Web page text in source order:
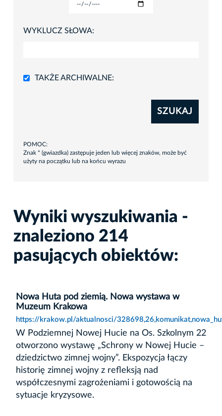
WYKLUCZ SŁOWA:
TAKŻE ARCHIWALNE:
SZUKAJ
POMOC:
Znak * (gwiazdka) zastępuje jeden lub więcej znaków, może być
użyty na początku lub na końcu wyrazu
Wyniki wyszukiwania -
znaleziono 214
pasujących obiektów:
Nowa Huta pod ziemią. Nowa wystawa w
Muzeum Krakowa
https://krakow.pl/aktualnosci/
W Podziemnej Nowej Hucie na Os. Szkolnym 22
otworzono wystawę „Schrony w Nowej Hucie –
dziedzictwo zimnej wojny”. Ekspozycja łączy
historię zimnej wojny z refleksją nad
współczesnymi zagrożeniami i gotowością na
sytuacje kryzysowe.